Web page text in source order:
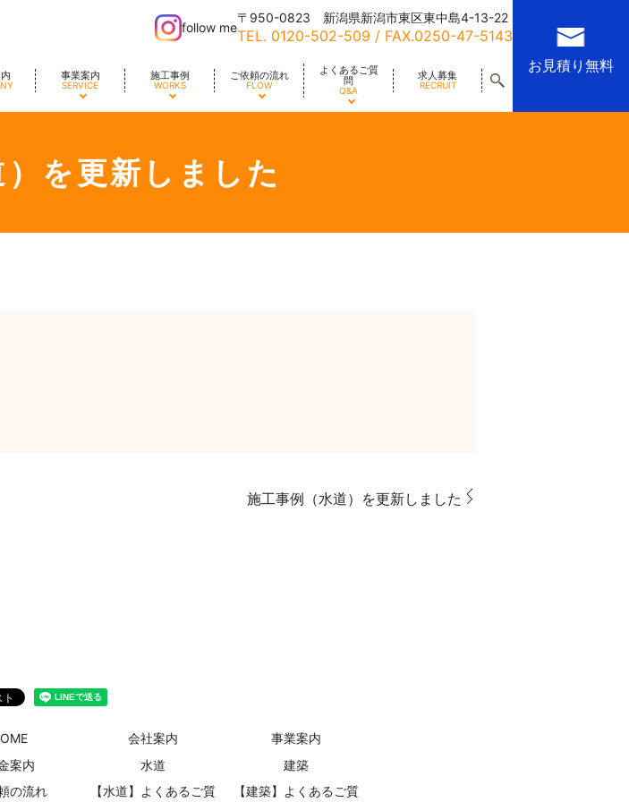
事業案内
SERVICE
施工事例
WORKS
ご依頼の流れ
FLOW
よくあるご質
問
Q&A
求人募集
RECRUIT
follow me
〒950-0823 新潟県新潟市東区東中島4-13-22
TEL. 0120-502-509 / FAX.0250-47-5143
お見積り無料
を更新しました
施工事例（水道）を更新しました
会社案内
事業案内
案内
水道
建築
の流れ
【水道】よくあるご質 【建築】よくあるご質